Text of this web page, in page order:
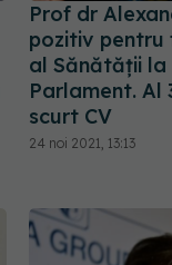
Prof dr
pozitiv pentru
al Sănătății la
Parlament. Al
scurt CV
24 noi 2021, 13:13